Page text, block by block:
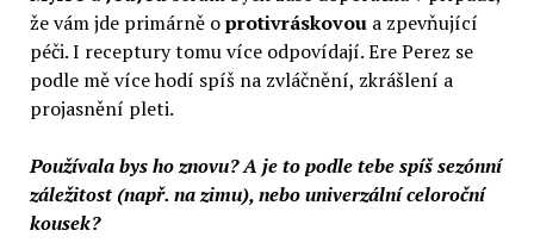
že vám jde primárně oprotivráskovou a zpevňující
péči. I receptury tomu více odpovídají. Ere Perez se
podle mě více hodí spíš na zvláčnění, zkrášlení a
projasnění pleti.
Používala bys ho znovu? A je to podle tebe spíš sezónní
záležitost (např. na zimu), nebo univerzální celoroční
kousek?